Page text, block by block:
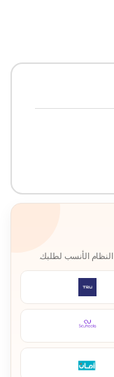
الأنسب لطلبك.